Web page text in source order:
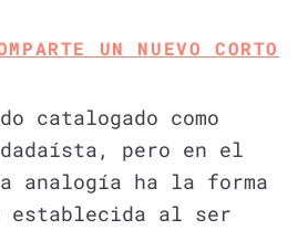
UN NUEVO CORTO
catalogado como
pero en el
analogía ha la forma
establecida al ser